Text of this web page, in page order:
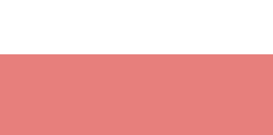
R. M. (2012). Anti-infektiöse